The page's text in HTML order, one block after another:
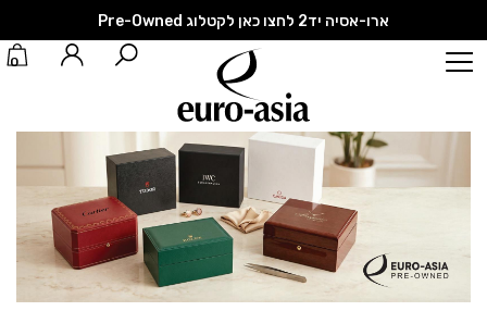
ארו-אסיה יד2 לחצו כאן לקטלוג Pre-Owned
0